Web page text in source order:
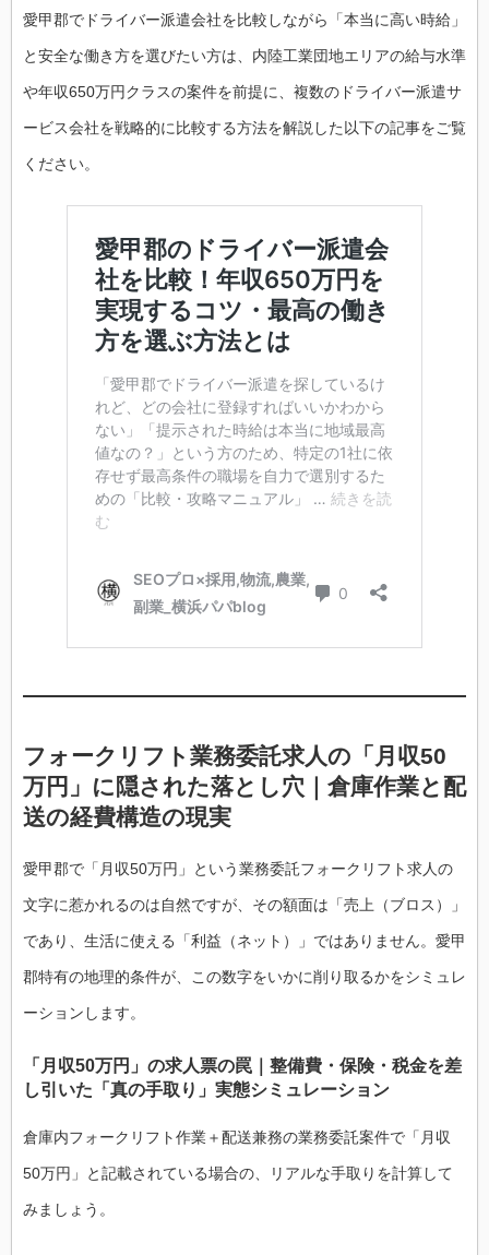
愛甲郡でドライバー派遣会社を比較しながら「本当に高い時給」
と安全な働き方を選びたい方は、内陸工業団地エリアの給与水準
や年収650万円クラスの案件を前提に、複数のドライバー派遣サ
ービス会社を戦略的に比較する方法を解説した以下の記事をご覧
ください。
フォークリフト業務委託求人の「月収50
万円」に隠された落とし穴｜倉庫作業と配
送の経費構造の現実
愛甲郡で「月収50万円」という業務委託フォークリフト求人の
文字に惹かれるのは自然ですが、その額面は「売上（ブロス）」
であり、生活に使える「利益（ネット）」ではありません。愛甲
郡特有の地理的条件が、この数字をいかに削り取るかをシミュレ
ーションします。
「月収50万円」の求人票の罠｜整備費・保険・税金を差
し引いた「真の手取り」実態シミュレーション
倉庫内フォークリフト作業＋配送兼務の業務委託案件で「月収
50万円」と記載されている場合の、リアルな手取りを計算して
みましょう。